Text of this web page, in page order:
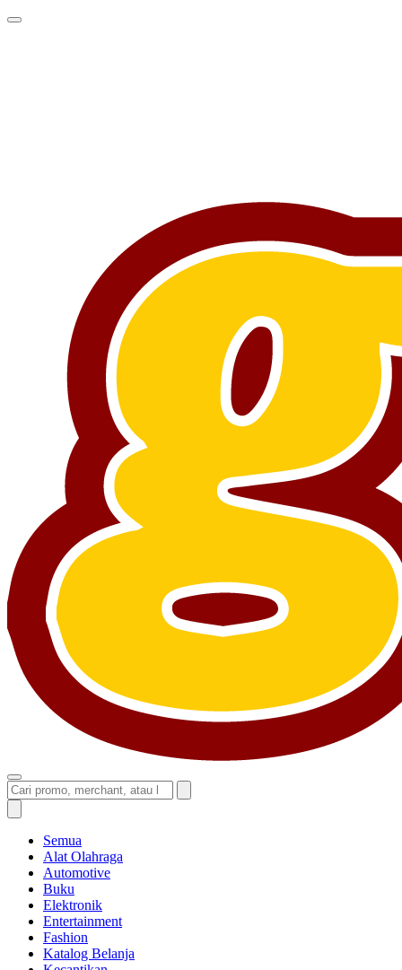
Semua
Alat Olahraga
Automotive
Buku
Elektronik
Entertainment
Fashion
Katalog Belanja